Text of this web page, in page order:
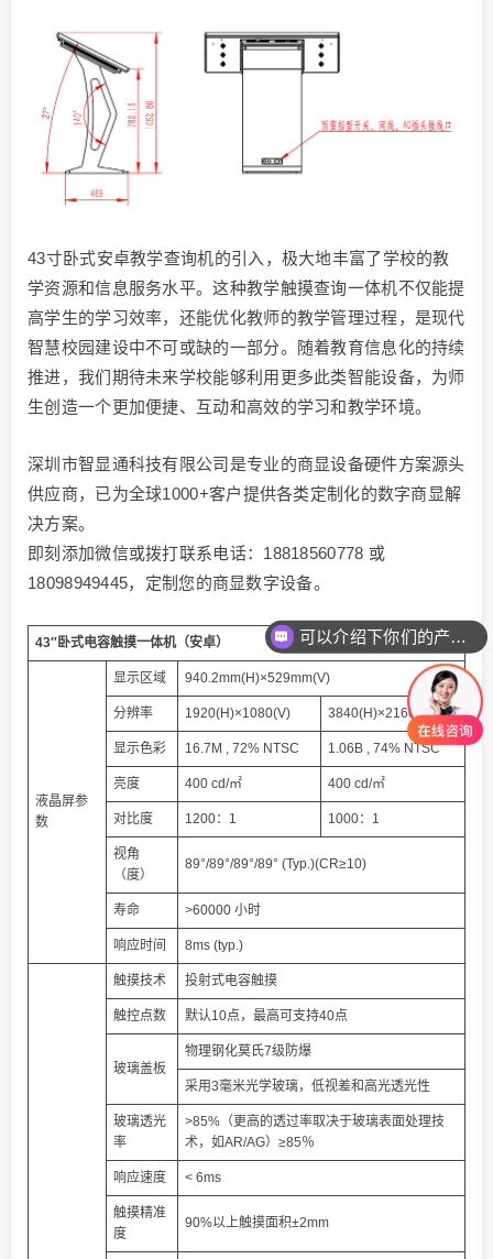
43寸卧式安卓教学查询机的引入，极大地丰富了学校的教
学资源和信息服务水平。这种教学触摸查询一体机不仅能提
高学生的学习效率，还能优化教师的教学管理过程，是现代
智慧校园建设中不可或缺的一部分。随着教育信息化的持续
推进，我们期待未来学校能够利用更多此类智能设备，为师
生创造一个更加便捷、互动和高效的学习和教学环境。
深圳市智显通科技有限公司是专业的商显设备硬件方案源头
供应商，已为全球1000+客户提供各类定制化的数字商显解
决方案。
即刻添加微信或拨打联系电话：18818560778 或
18098949445，定制您的商显数字设备。
43″卧式电容触摸一体机（安卓）
液晶屏参
数
显示区域 940.2mm(H)×529mm(V)
分辨率 1920(H)×1080(V) 3840(H)×2160(V)
显示色彩 16.7M , 72% NTSC 1.06B , 74% NTSC
亮度 400 cd/㎡ 400 cd/㎡
对比度 1200：1 1000：1
视角
（度）
89°/89°/89°/89° (Typ.)(CR≥10)
寿命 >60000 小时
响应时间 8ms (typ.)
触摸技术 投射式电容触摸
触控点数 默认10点，最高可支持40点
玻璃盖板
物理钢化莫氏7级防爆
采用3毫米光学玻璃，低视差和高光透光性
玻璃透光
率
>85%（更高的透过率取决于玻璃表面处理技
术，如AR/AG）≥85％
响应速度 < 6ms
触摸精准
度
90%以上触摸面积±2mm
可以介绍下你们的产品么
你们是怎么收费的呢